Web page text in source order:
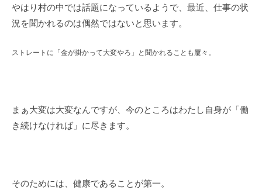
やはり村の中では話題になっているようで、最近、仕事の状
況を聞かれるのは偶然ではないと思います。
ストレートに「金が掛かって大変やろ」と聞かれることも屢々。
まぁ大変は大変なんですが、今のところはわたし自身が「働
き続けなければ」に尽きます。
そのためには、健康であることが第一。